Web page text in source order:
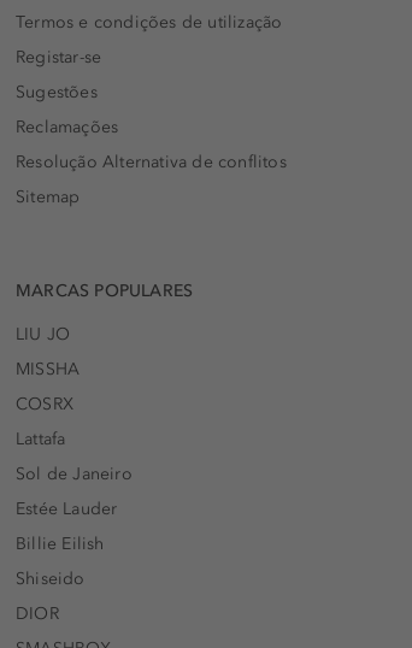
Termos e condições de utilização
Registar-se
Sugestões
Reclamações
Resolução Alternativa de conflitos
Sitemap
MARCAS POPULARES
LIU JO
MISSHA
COSRX
Lattafa
Sol de Janeiro
Estée Lauder
Billie Eilish
Shiseido
DIOR